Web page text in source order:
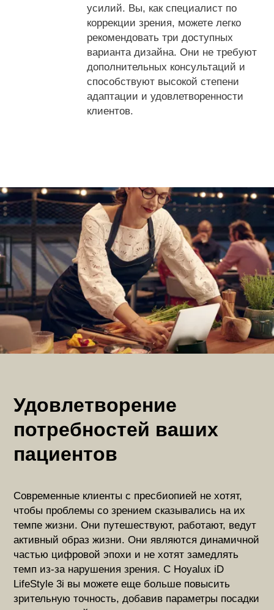
усилий. Вы, как специалист по
коррекции зрения, можете легко
рекомендовать три доступных
варианта дизайна. Они не требуют
дополнительных консультаций и
способствуют высокой степени
адаптации и удовлетворенности
клиентов.
Удовлетворение
потребностей ваших
пациентов
Современные клиенты с пресбиопией не хотят,
чтобы проблемы со зрением сказывались на их
темпе жизни. Они путешествуют, работают, ведут
активный образ жизни. Они являются динамичной
частью цифровой эпохи и не хотят замедлять
темп из-за нарушения зрения. С Hoyalux iD
LifeStyle 3i вы можете еще больше повысить
зрительную точность, добавив параметры посадки